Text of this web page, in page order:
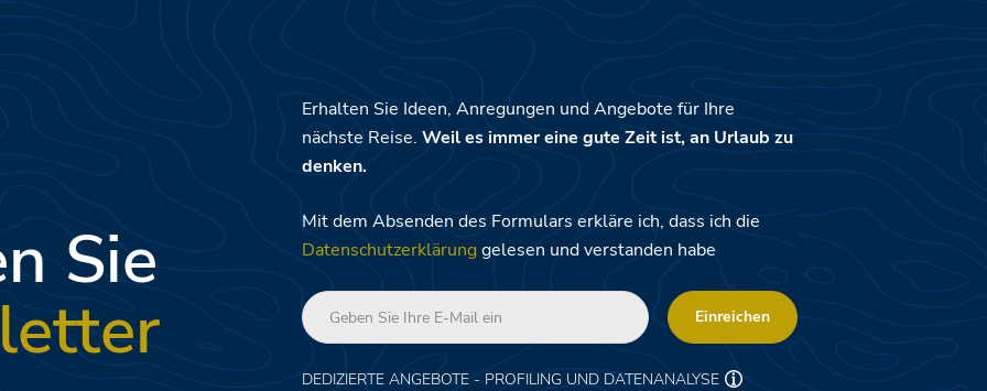
Sie
Erhalten Sie Ideen, Anregungen und Angebote für Ihre
nächste Reise. Weil es immer eine gute Zeit ist, an Urlaub zu
denken.
Mit dem Absenden des Formulars erkläre ich, dass ich die
Datenschutzerklärunggelesen und verstanden habe
Einreichen
DEDIZIERTE ANGEBOTE - PROFILING UND DATENANALYSE